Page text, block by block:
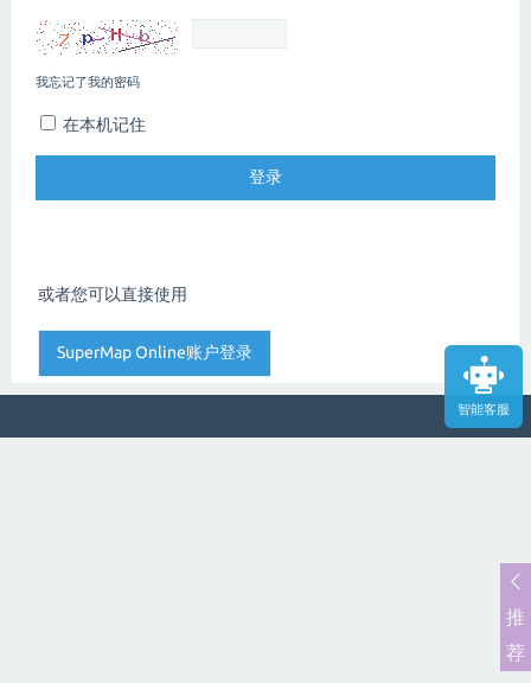
智能客服
我忘记了我的密码
在本机记住
或者您可以直接使用